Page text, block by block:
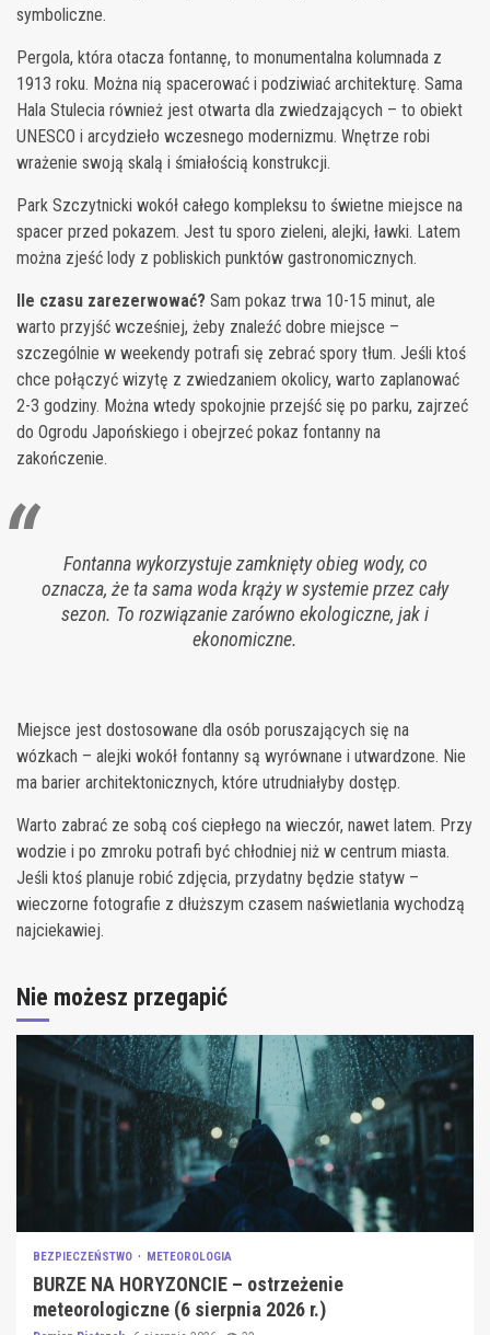
symboliczne.
Pergola, która otacza fontannę, to monumentalna kolumnada z
1913 roku. Można nią spacerować i podziwiać architekturę. Sama
Hala Stulecia również jest otwarta dla zwiedzających – to obiekt
UNESCO i arcydzieło wczesnego modernizmu. Wnętrze robi
wrażenie swoją skalą i śmiałością konstrukcji.
Park Szczytnicki wokół całego kompleksu to świetne miejsce na
spacer przed pokazem. Jest tu sporo zieleni, alejki, ławki. Latem
można zjeść lody z pobliskich punktów gastronomicznych.
Ile czasu zarezerwować? Sam pokaz trwa 10-15 minut, ale
warto przyjść wcześniej, żeby znaleźć dobre miejsce –
szczególnie w weekendy potrafi się zebrać spory tłum. Jeśli ktoś
chce połączyć wizytę z zwiedzaniem okolicy, warto zaplanować
2-3 godziny. Można wtedy spokojnie przejść się po parku, zajrzeć
do Ogrodu Japońskiego i obejrzeć pokaz fontanny na
zakończenie.
Fontanna wykorzystuje zamknięty obieg wody, co
oznacza, że ta sama woda krąży w systemie przez cały
sezon. To rozwiązanie zarówno ekologiczne, jak i
ekonomiczne.
Miejsce jest dostosowane dla osób poruszających się na
wózkach – alejki wokół fontanny są wyrównane i utwardzone. Nie
ma barier architektonicznych, które utrudniałyby dostęp.
Warto zabrać ze sobą coś ciepłego na wieczór, nawet latem. Przy
wodzie i po zmroku potrafi być chłodniej niż w centrum miasta.
Jeśli ktoś planuje robić zdjęcia, przydatny będzie statyw –
wieczorne fotografie z dłuższym czasem naświetlania wychodzą
najciekawiej.
Nie możesz przegapić
BEZPIECZEŃSTWO METEOROLOGIA
BURZE NA HORYZONCIE – ostrzeżenie
meteorologiczne (6 sierpnia 2026 r.)